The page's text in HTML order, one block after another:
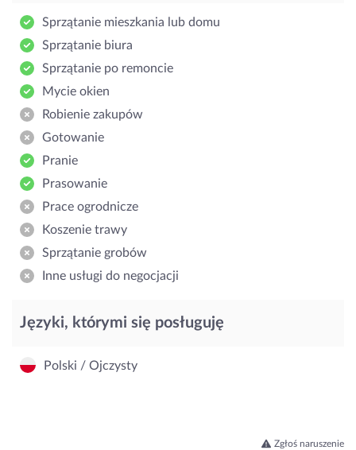
Sprzątanie mieszkania lub domu
Sprzątanie biura
Sprzątanie po remoncie
Mycie okien
Robienie zakupów
Gotowanie
Pranie
Prasowanie
Prace ogrodnicze
Koszenie trawy
Sprzątanie grobów
Inne usługi do negocjacji
Języki, którymi się posługuję
Polski / Ojczysty
Zgłoś naruszenie